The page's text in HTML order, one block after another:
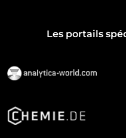
Les portails